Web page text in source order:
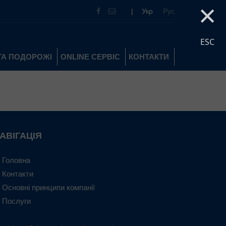
×
ESC
| Укр Рус
ПОДОРОЖІ ONLINE СЕРВІС КОНТАКТИ
Головна
Контакти
Основні принципи компанії
Послуги